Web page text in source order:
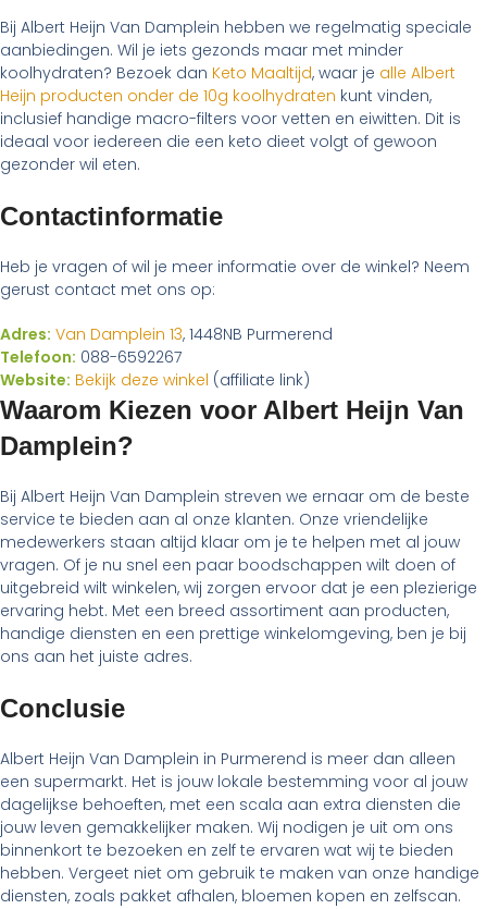
Bij Albert Heijn Van Damplein hebben we regelmatig speciale
aanbiedingen. Wil je iets gezonds maar met minder
koolhydraten? Bezoek dan Keto Maaltijd, waar je alle Albert
Heijn producten onder de 10g koolhydraten kunt vinden,
inclusief handige macro-filters voor vetten en eiwitten. Dit is
ideaal voor iedereen die een keto dieet volgt of gewoon
gezonder wil eten.
Contactinformatie
Heb je vragen of wil je meer informatie over de winkel? Neem
gerust contact met ons op:
Adres: Van Damplein 13, 1448NB Purmerend
Telefoon: 088-6592267
Website: Bekijk deze winkel (affiliate link)
Waarom Kiezen voor Albert Heijn Van
Damplein?
Bij Albert Heijn Van Damplein streven we ernaar om de beste
service te bieden aan al onze klanten. Onze vriendelijke
medewerkers staan altijd klaar om je te helpen met al jouw
vragen. Of je nu snel een paar boodschappen wilt doen of
uitgebreid wilt winkelen, wij zorgen ervoor dat je een plezierige
ervaring hebt. Met een breed assortiment aan producten,
handige diensten en een prettige winkelomgeving, ben je bij
ons aan het juiste adres.
Conclusie
Albert Heijn Van Damplein in Purmerend is meer dan alleen
een supermarkt. Het is jouw lokale bestemming voor al jouw
dagelijkse behoeften, met een scala aan extra diensten die
jouw leven gemakkelijker maken. Wij nodigen je uit om ons
binnenkort te bezoeken en zelf te ervaren wat wij te bieden
hebben. Vergeet niet om gebruik te maken van onze handige
diensten, zoals pakket afhalen, bloemen kopen en zelfscan.